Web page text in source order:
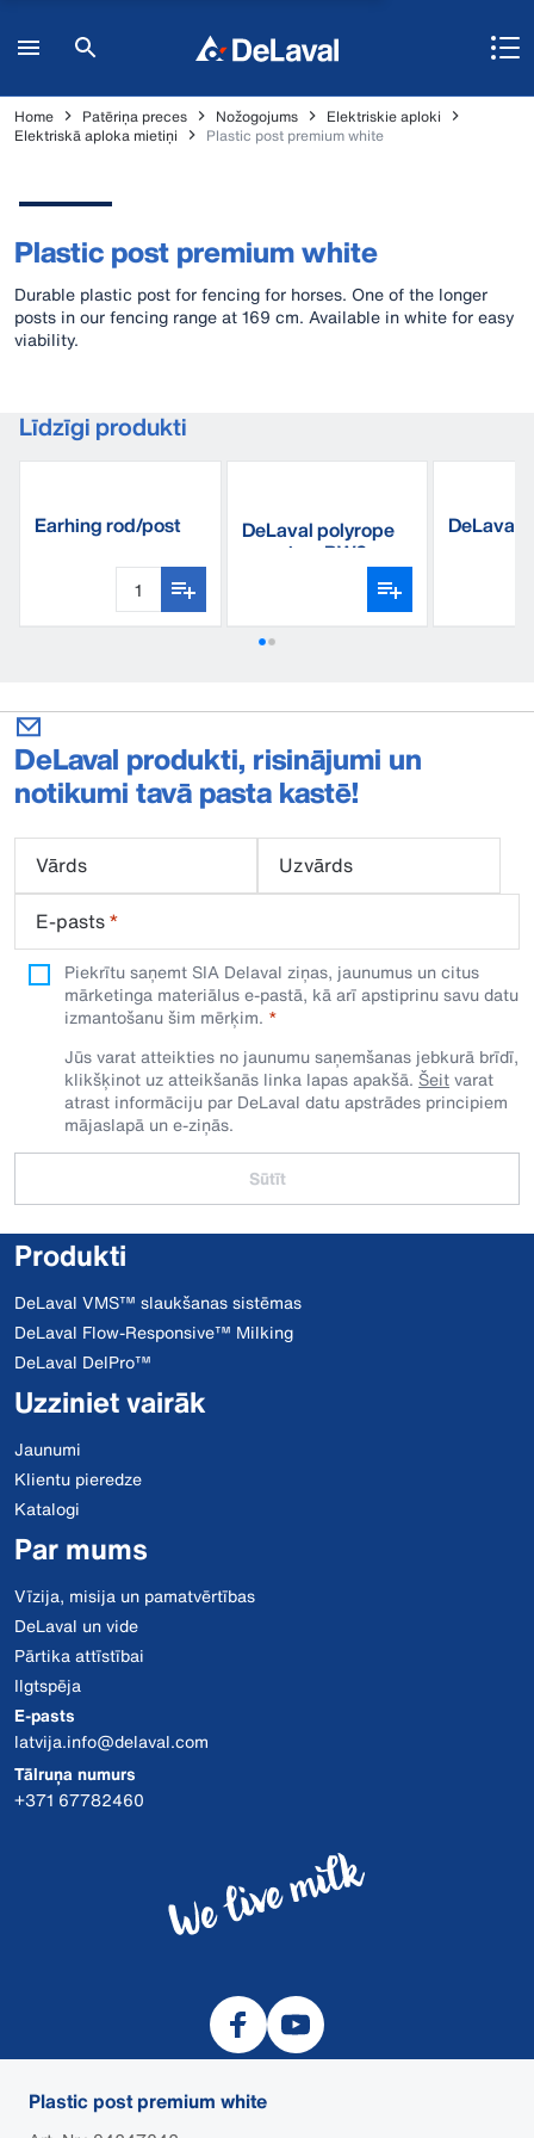
Home Patēriņa preces Nožogojums
Elektriskie aploki
Elektriskā aploka mietiņi
Plastic post premium white
Plastic post premium white
Durable plastic post for fencing for horses. One of the longer
posts in our fencing range at 169 cm. Available in white for easy
viability.
Plastic post premium white
Līdzīgi produkti
Earhing rod/post DeLaval polyrope
premium BW6
DeLaval
DeLaval produkti, risinājumi un
notikumi tavā pasta kastē!
Vārds
Uzvārds
E-pasts*
Piekrītu saņemt SIA Delaval ziņas, jaunumus un citus
mārketinga materiālus e-pastā, kā arī apstiprinu savu datu
izmantošanu šim mērķim.
Jūs varat atteikties no jaunumu saņemšanas jebkurā brīdī,
klikšķinot uz atteikšanās linka lapas apakšā. Šeitvarat
atrast informāciju par DeLaval datu apstrādes principiem
mājaslapā un e-ziņās.
Sūtīt
Produkti
DeLaval VMS™ slaukšanas sistēmas
DeLaval Flow-Responsive™ Milking
DeLaval DelPro™
Uzziniet vairāk
Jaunumi
Klientu pieredze
Katalogi
Par mums
Vīzija, misija un pamatvērtības
DeLaval un vide
Pārtika attīstībai
Ilgtspēja
E-pasts
latvija.info@delaval.com
Tālruņa numurs
+371 67782460